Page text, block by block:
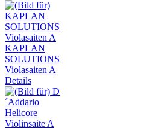
KAPLAN
SOLUTIONS
Violasaiten A
Details